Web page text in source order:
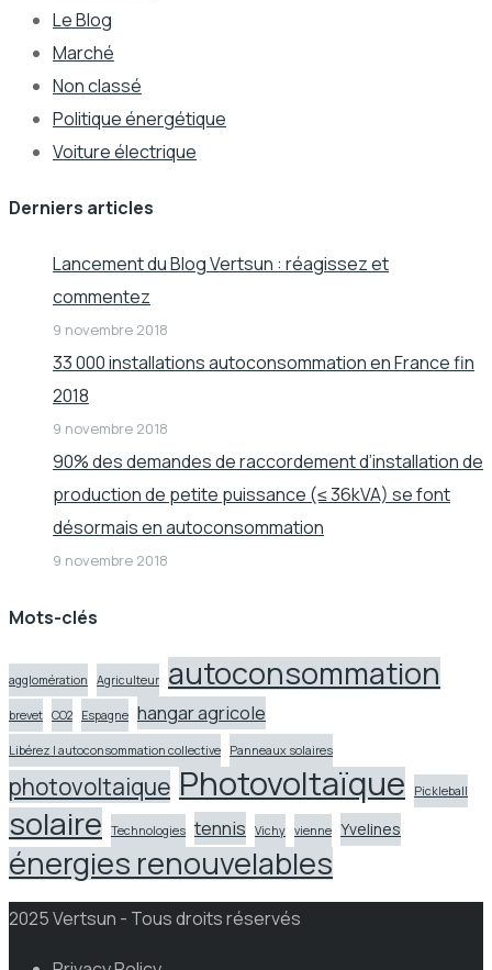
Le Blog
Marché
Non classé
Politique énergétique
Voiture électrique
Derniers articles
Lancement du Blog Vertsun : réagissez et
commentez
9 novembre 2018
33 000 installations autoconsommation en France fin
2018
9 novembre 2018
90% des demandes de raccordement d’installation de
production de petite puissance (≤ 36kVA) se font
désormais en autoconsommation
9 novembre 2018
Mots-clés
agglomération Agriculteur autoconsommation
brevet CO2 Espagne hangar agricole
Libérez l autoconsommation collective Panneaux solaires
photovoltaique Photovoltaïque Pickleball
solaire Technologies tennis Vichy vienne Yvelines
énergies renouvelables
2025 Vertsun - Tous droits réservés